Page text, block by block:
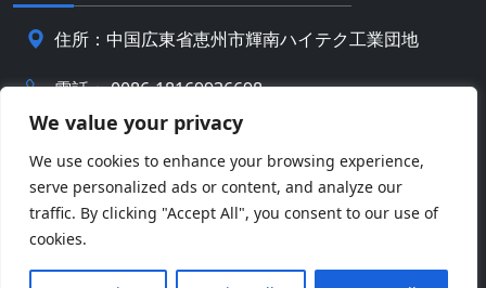
We value your privacy
We use cookies to enhance your browsing experience,
serve personalized ads or content, and analyze our
traffic. By clicking "Accept All", you consent to our use of
cookies.
住所：中国広東省恵州市輝南ハイテク工業団地
電話： 0086-18169936698
info@jbbatterychina.com
プライバシーポリシー